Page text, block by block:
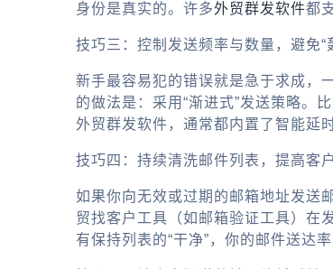
身份是真实的。许多外贸群发软件都
技巧三：控制发送频率与数量，避免“
新手最容易犯的错误就是急于求成，
的做法是：采用“渐进式”发送策略。
外贸群发软件 ，通常都内置了智能延
技巧四：持续清洗邮件列表，提高客
如果你向无效或过期的邮箱地址发送
贸找客户工具 （如邮箱验证工具）
有保持列表的“干净”，你的邮件送达